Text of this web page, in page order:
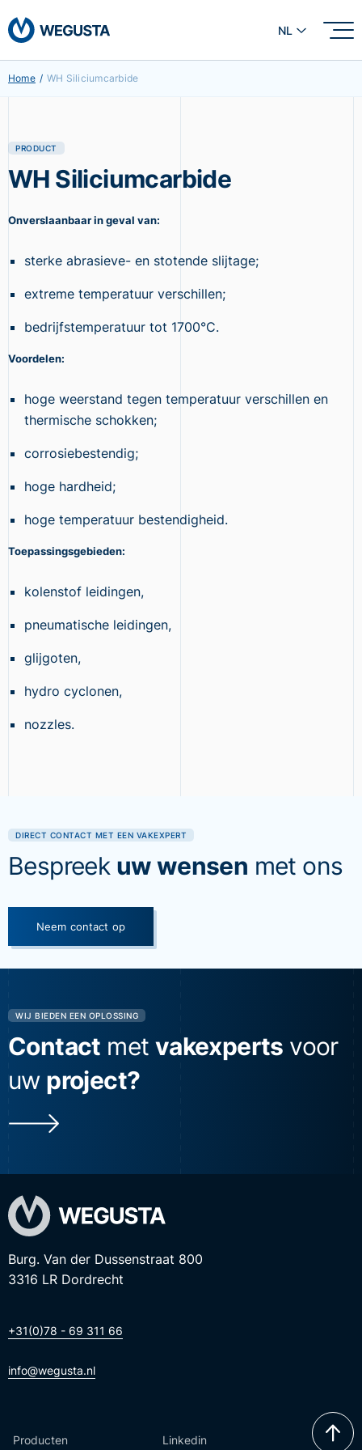
NL
Home / WH Siliciumcarbide
PRODUCT
WH Siliciumcarbide
Onverslaanbaar in geval van:
sterke abrasieve- en stotende slijtage;
extreme temperatuur verschillen;
bedrijfstemperatuur tot 1700°C.
Voordelen:
hoge weerstand tegen temperatuur verschillen en
thermische schokken;
corrosiebestendig;
hoge hardheid;
hoge temperatuur bestendigheid.
Toepassingsgebieden:
kolenstof leidingen,
pneumatische leidingen,
glijgoten,
hydro cyclonen,
nozzles.
DIRECT CONTACT MET EEN VAKEXPERT
Bespreek uw wensen met ons
Neem contact op
WIJ BIEDEN EEN OPLOSSING
Contact met vakexperts voor
uw project?
Burg. Van der Dussenstraat 800
3316 LR Dordrecht
+31(0)78 - 69 311 66
info@wegusta.nl
Producten Linkedin